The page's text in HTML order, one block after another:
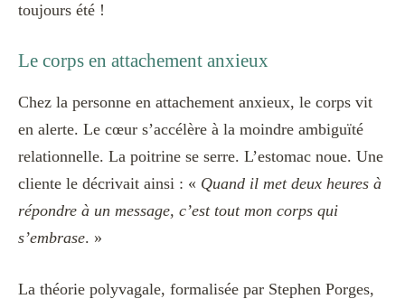
toujours été !
Le corps en attachement anxieux
Chez la personne en attachement anxieux, le corps vit
en alerte. Le cœur s’accélère à la moindre ambiguïté
relationnelle. La poitrine se serre. L’estomac noue. Une
cliente le décrivait ainsi : « Quand il met deux heures à
répondre à un message, c’est tout mon corps qui
s’embrase. »
La théorie polyvagale, formalisée par Stephen Porges,